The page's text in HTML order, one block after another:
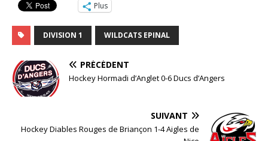
Plus
DIVISION 1 WILDCATS EPINAL
PRÉCÉDENT
Hockey Hormadi d’Anglet 0-6 Ducs d’Angers
SUIVANT
Hockey Diables Rouges de Briançon 1-4 Aigles de